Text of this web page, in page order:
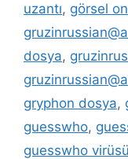
uzantı, görsel
dosya,
gryphon dosya,
guesswho,
guesswho virüsü